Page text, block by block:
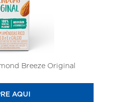
Breeze Original
AQUI